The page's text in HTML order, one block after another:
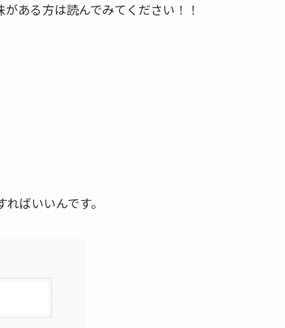
ある方は読んでみてください！！
ばいいんです。